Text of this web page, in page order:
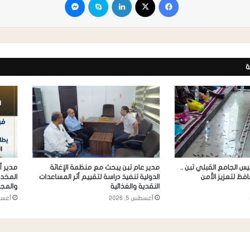
الجامع القبلي تبن ..
لتعزيز الأمن
مدير عام تبن يبحث مع منظمة الإغاثة
الدولية تنفيذ دراسة لتقييم أثر المساعدات
النقدية والغذائية
أغسطس 5, 2026
مدير